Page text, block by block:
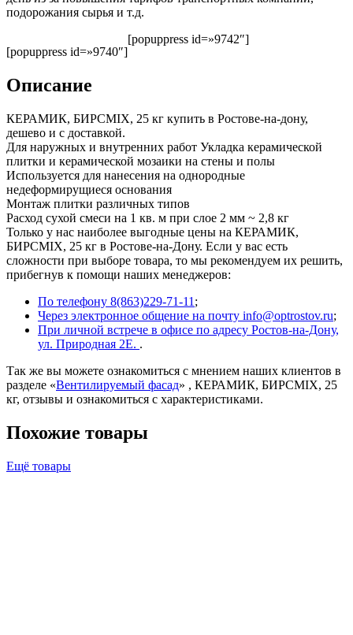
подорожания сырья и т.д.
[popuppress id=»9740″]
[popuppress id=»9742″]
Описание
КЕРАМИК, БИРСMIX, 25 кг купить в Ростове-на-дону,
дешево и с доставкой.
Для наружных и внутренних работ Укладка керамической
плитки и керамической мозаики на стены и полы
Используется для нанесения на однородные
недеформирущиеся основания
Монтаж плитки различных типов
Расход сухой смеси на 1 кв. м при слое 2 мм ~ 2,8 кг
Только у нас наиболее выгодные цены на КЕРАМИК,
БИРСMIX, 25 кг в Ростове-на-Дону. Если у вас есть
сложности при выборе товара, то мы рекомендуем их решить,
прибегнув к помощи наших менеджеров:
По телефону 8(863)229-71-11 ;
Через электронное общение на почту info@optrostov.ru;
При личной встрече в офисе по адресу Ростов-на-Дону,
ул. Природная 2Е. .
Так же вы можете ознакомиться с мнением наших клиентов в
разделе «Вентилируемый фасад» , КЕРАМИК, БИРСMIX, 25
кг, отзывы и ознакомиться с характеристиками.
Похожие товары
Ещё товары